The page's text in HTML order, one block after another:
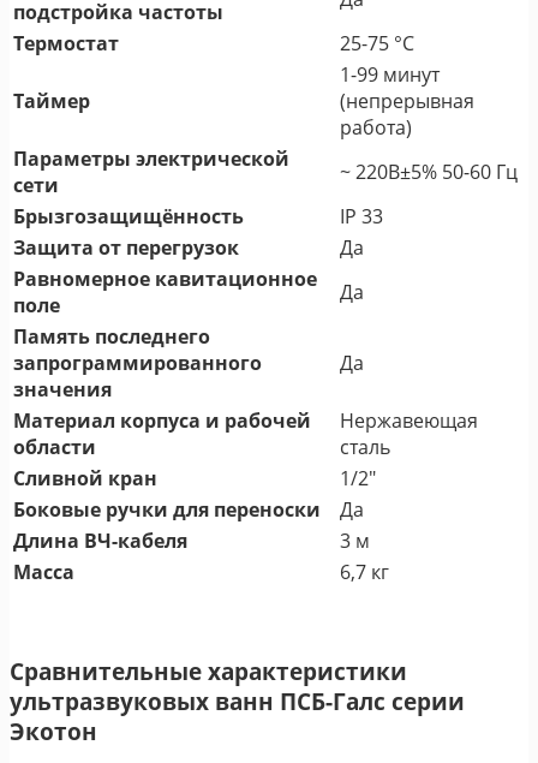
подстройка частоты
Термостат
25-75 °С
Таймер
1-99 минут
(непрерывная
работа)
Параметры электрической
сети
~ 220В±5% 50-60 Гц
Брызгозащищённость
IP 33
Защита от перегрузок
Да
Равномерное кавитационное
поле
Да
Память последнего
запрограммированного
значения
Да
Материал корпуса и рабочей
области
Нержавеющая
сталь
Сливной кран
1/2"
Боковые ручки для переноски
Да
Длина ВЧ-кабеля
3 м
Масса
6,7 кг
Сравнительные характеристики
ультразвуковых ванн ПСБ-Галс серии
Экотон